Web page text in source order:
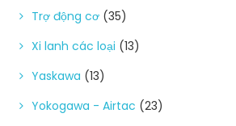
Trợ động cơ (35)
Xi lanh các loại (13)
Yaskawa (13)
Yokogawa - Airtac (23)